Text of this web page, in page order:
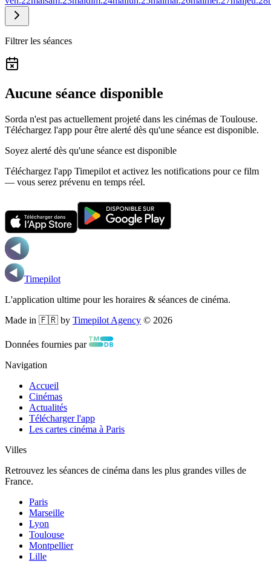
Filtrer les séances
Aucune séance disponible
Sorda n'est pas actuellement projeté dans les cinémas de Toulouse.
Téléchargez l'app pour être alerté dès qu'une séance est disponible.
Soyez alerté dès qu'une séance est disponible
Téléchargez l'app Timepilot et activez les notifications pour ce film
— vous serez prévenu en temps réel.
Timepilot
L'application ultime pour les horaires & séances de cinéma.
Made in 🇫🇷 by Timepilot Agency © 2026
Données fournies par
Navigation
Accueil
Cinémas
Actualités
Télécharger l'app
Les cartes cinéma à Paris
Villes
Retrouvez les séances de cinéma dans les plus grandes villes de
France.
Paris
Marseille
Lyon
Toulouse
Montpellier
Lille